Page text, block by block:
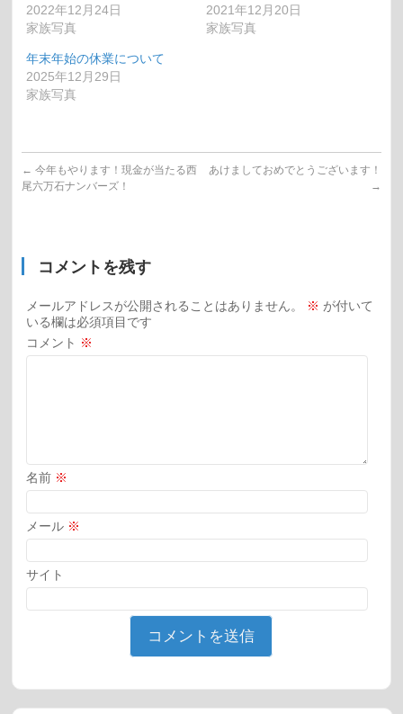
2022年12月24日
家族写真
2021年12月20日
家族写真
年末年始の休業について
2025年12月29日
家族写真
← 今年もやります！現金が当たる西
尾六万石ナンバーズ！
あけましておめでとうございます！
→
コメントを残す
メールアドレスが公開されることはありません。 ※ が付いて
いる欄は必須項目です
コメント ※
名前 ※
メール ※
サイト